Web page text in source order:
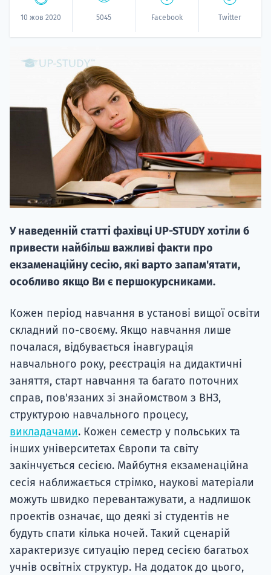
10 жов 2020 5045 Facebook Twitter
У наведенній статті фахівці UP-STUDY хотіли б
привести найбільш важливі факти про
екзаменаційну сесію, які варто запам'ятати,
особливо якщо Ви є першокурсниками.
Кожен період навчання в установі вищої освіти
складний по-своєму. Якщо навчання лише
почалася, відбувається інавгурація
навчального року, реєстрація на дидактичні
заняття, старт навчання та багато поточних
справ, пов'язаних зі знайомством з ВНЗ,
структурою навчального процесу,
викладачами. Кожен семестр у польських та
інших університетах Європи та світу
закінчується сесією. Майбутня екзаменаційна
сесія наближається стрімко, наукові матеріали
можуть швидко перевантажувати, а надлишок
проектів означає, що деякі зі студентів не
будуть спати кілька ночей. Такий сценарій
характеризує ситуацію перед сесією багатьох
учнів освітніх структур. На додаток до цього,
вступ на